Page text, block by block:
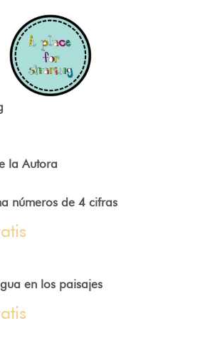
la Autora
números de 4 cifras
en los paisajes